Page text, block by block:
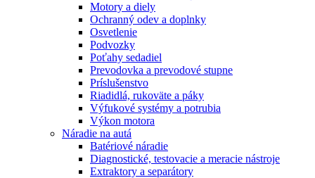
Motory a diely
Ochranný odev a doplnky
Osvetlenie
Podvozky
Poťahy sedadiel
Prevodovka a prevodové stupne
Príslušenstvo
Riadidlá, rukoväte a páky
Výfukové systémy a potrubia
Výkon motora
Náradie na autá
Batériové náradie
Diagnostické, testovacie a meracie nástroje
Extraktory a separátory